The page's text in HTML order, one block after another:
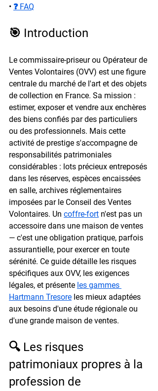
• ❓ FAQ
🎯 Introduction
Le commissaire-priseur ou Opérateur de
Ventes Volontaires (OVV) est une figure
centrale du marché de l'art et des objets
de collection en France. Sa mission :
estimer, exposer et vendre aux enchères
des biens confiés par des particuliers
ou des professionnels. Mais cette
activité de prestige s'accompagne de
responsabilités patrimoniales
considérables : lots précieux entreposés
dans les réserves, espèces encaissées
en salle, archives réglementaires
imposées par le Conseil des Ventes
Volontaires. Un coffre-fort n'est pas un
accessoire dans une maison de ventes
— c'est une obligation pratique, parfois
assurantielle, pour exercer en toute
sérénité. Ce guide détaille les risques
spécifiques aux OVV, les exigences
légales, et présente les gammes
Hartmann Tresore les mieux adaptées
aux besoins d'une étude régionale ou
d'une grande maison de ventes.
🔍 Les risques
patrimoniaux propres à la
profession de